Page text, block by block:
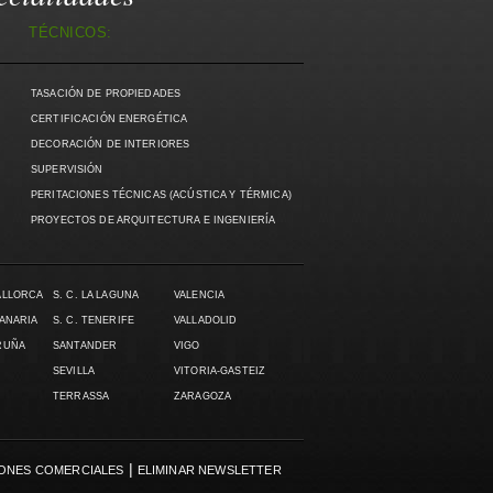
TÉCNICOS:
TASACIÓN DE PROPIEDADES
CERTIFICACIÓN ENERGÉTICA
DECORACIÓN DE INTERIORES
SUPERVISIÓN
PERITACIONES TÉCNICAS (ACÚSTICA Y TÉRMICA)
PROYECTOS DE ARQUITECTURA E INGENIERÍA
S. C. LA LAGUNA
S. C. TENERIFE
SANTANDER
SEVILLA
TERRASSA
VALENCIA
VALLADOLID
VIGO
VITORIA-GASTEIZ
ZARAGOZA
COMERCIALES | ELIMINAR NEWSLETTER